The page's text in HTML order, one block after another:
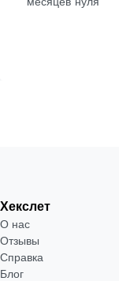
Хекслет
О нас
Отзывы
Справка
Блог